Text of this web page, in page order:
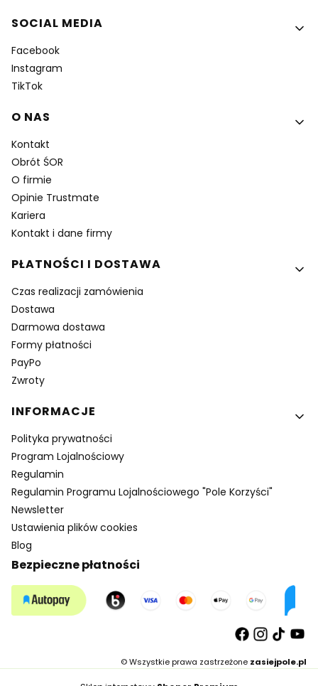
SOCIAL MEDIA
Facebook
Instagram
TikTok
O NAS
Kontakt
Obrót ŚOR
O firmie
Opinie Trustmate
Kariera
Kontakt i dane firmy
PŁATNOŚCI I DOSTAWA
Czas realizacji zamówienia
Dostawa
Darmowa dostawa
Formy płatności
PayPo
Zwroty
INFORMACJE
Polityka prywatności
Program Lojalnościowy
Regulamin
Regulamin Programu Lojalnościowego "Pole Korzyści"
Newsletter
Ustawienia plików cookies
Blog
Bezpieczne płatności
© Wszystkie prawa zastrzeżone zasiejpole.pl